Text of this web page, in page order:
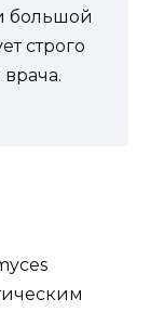
большой
строго